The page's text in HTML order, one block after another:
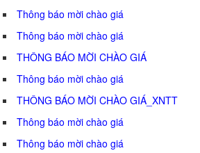
Thông báo mời chào giá
Thông báo mời chào giá
THÔNG BÁO MỜI CHÀO GIÁ
Thông báo mời chào giá
THÔNG BÁO MỜI CHÀO GIÁ_XNTT
Thông báo mời chào giá
Thông báo mời chào giá